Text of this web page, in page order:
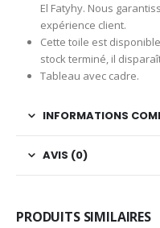
El Fatyhy. Nous
expérience client.
Cette toile est
stock terminé, il
Tableau avec cadre.
INFORMATIONS
AVIS (0)
PRODUITS SIMILAIRES